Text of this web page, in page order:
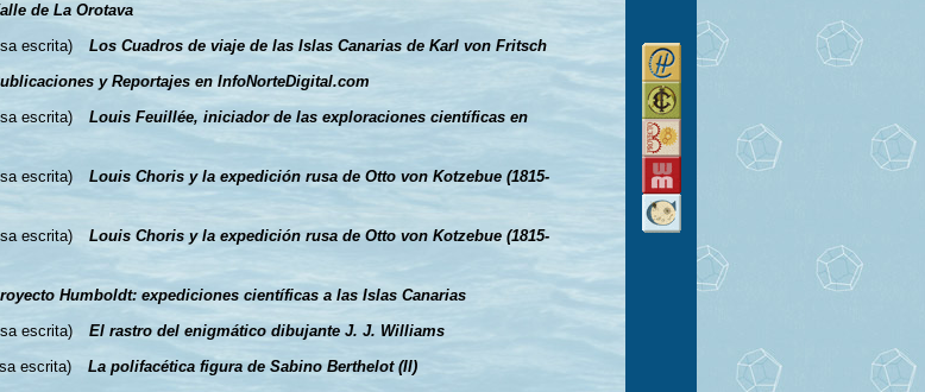
de La Orotava
escrita)
Los Cuadros de viaje de las Islas Canarias de Karl von Fritsch
y Reportajes en InfoNorteDigital.com
escrita)
Louis Feuillée, iniciador de las exploraciones científicas en
escrita)
Louis Choris y la expedición rusa de Otto von Kotzebue (1815-
escrita)
Louis Choris y la expedición rusa de Otto von Kotzebue (1815-
Humboldt: expediciones científicas a las Islas Canarias
escrita)
El rastro del enigmático dibujante J. J. Williams
escrita)
La polifacética figura de Sabino Berthelot (II)